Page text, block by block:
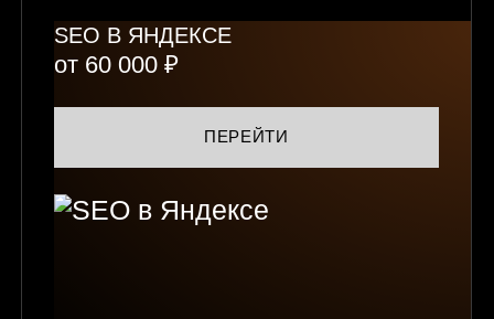
SEO В ЯНДЕКСЕ
от 60 000 ₽
ПЕРЕЙТИ